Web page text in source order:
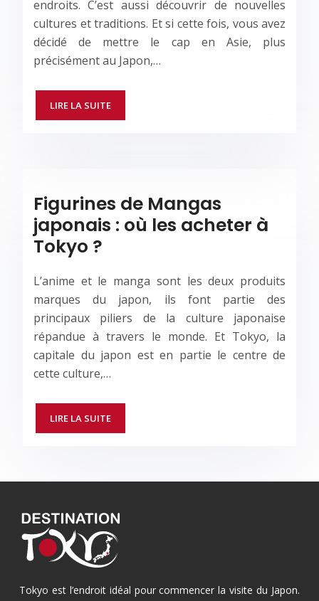
endroits. C’est aussi découvrir de nouvelles
cultures et traditions. Et si cette fois, vous avez
décidé de mettre le cap en Asie, plus
précisément au Japon,…
LIRE LA SUITE
Figurines de Mangas
japonais : où les acheter à
Tokyo ?
L’anime et le manga sont les deux produits
marques du japon, ils font partie des
principaux piliers de la culture japonaise
répandue à travers le monde. Et Tokyo, la
capitale du japon est en partie le centre de
cette culture,…
LIRE LA SUITE
Tokyo est l’endroit idéal pour commencer la visite du Japon.